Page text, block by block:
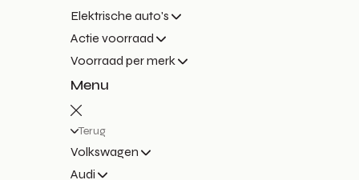
Elektrische auto's
Actie voorraad
Voorraad per merk
Menu
Terug
Volkswagen
Audi